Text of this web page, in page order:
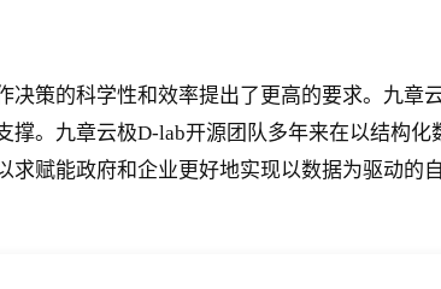
策的科学性和效率提出了更高的要求。九章
。九章云极D-lab开源团队多年来在以结构
赋能政府和企业更好地实现以数据为驱动的